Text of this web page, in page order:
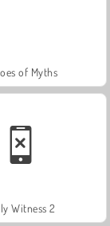
of Myths
Witness 2